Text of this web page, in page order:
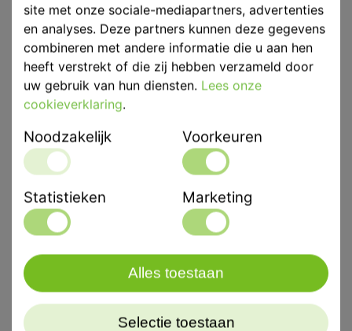
Productbeschrijving
Hager & Werken Bravo Portabel II draagbare
techniekmotor
Sterke draagbare micromotor
Maakt werken zonder wandcontactdoos mogelijk
(gewicht 300 g)
beneden bij te stellen (0–25.000 tpm)
Geschikt voor ieder standaard hand- en hoekstuk met
Enkel voor extraorale werkzaamheden
Kan aan de riem worden bevestigd, ruimtebesparend
site met onze sociale-mediapartners, advertenties
en analyses. Deze partners kunnen deze gegevens
combineren met andere informatie die u aan hen
heeft verstrekt of die zij hebben verzameld door
uw gebruik van hun diensten. Lees onze
cookieverklaring.
Noodzakelijk Voorkeuren
Statistieken Marketing
Selectie toestaan
Alles toestaan